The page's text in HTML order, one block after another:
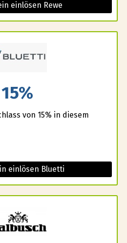
einlösen Rewe
15%
von 15% in diesem
einlösen Bluetti